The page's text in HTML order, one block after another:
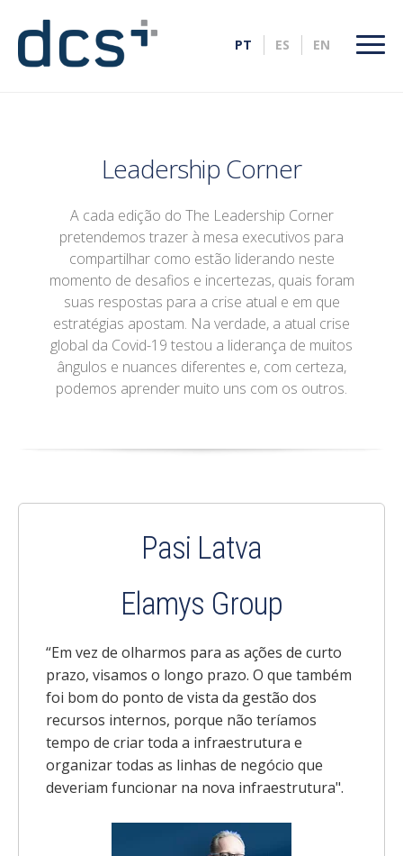
Leadership Corner
A cada edição do The Leadership Corner
pretendemos trazer à mesa executivos para
compartilhar como estão liderando neste
momento de desafios e incertezas, quais foram
suas respostas para a crise atual e em que
estratégias apostam. Na verdade, a atual crise
global da Covid-19 testou a liderança de muitos
ângulos e nuances diferentes e, com certeza,
podemos aprender muito uns com os outros.
Pasi Latva
Elamys Group
“Em vez de olharmos para as ações de curto
prazo, visamos o longo prazo. O que também
foi bom do ponto de vista da gestão dos
recursos internos, porque não teríamos
tempo de criar toda a infraestrutura e
organizar todas as linhas de negócio que
deveriam funcionar na nova infraestrutura".